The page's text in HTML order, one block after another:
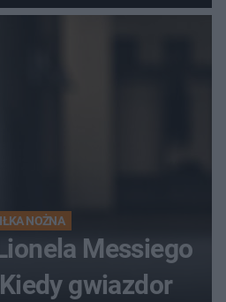
hit
NOŻNA
Messiego
gwiazdor